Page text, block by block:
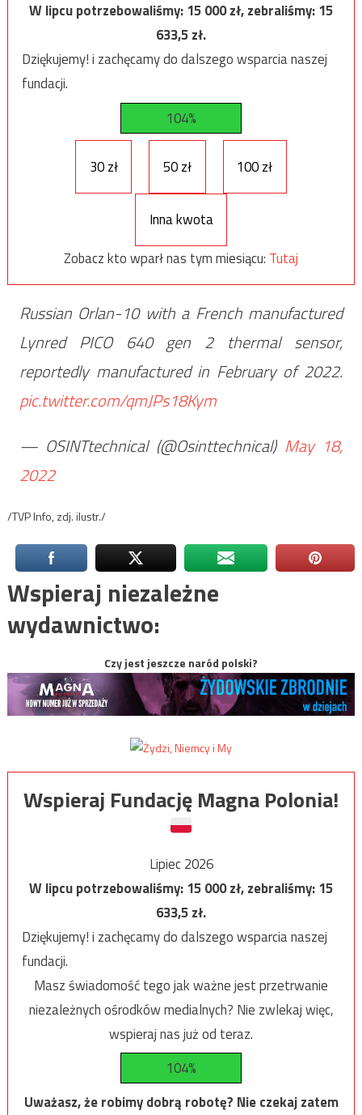
W lipcu potrzebowaliśmy:15 000zł, zebraliśmy:15
633,5zł.
Dziękujemy! i zachęcamy do dalszego wsparcia naszej
fundacji.
104%
30 zł 50 zł 100 zł
Inna kwota
Zobacz kto wparł nas tym miesiącu: Tutaj
Russian Orlan-10 with a French manufactured
Lynred PICO 640 gen 2 thermal sensor,
reportedly manufactured in February of 2022.
pic.twitter.com/qmJPs18Kym
— OSINTtechnical (@Osinttechnical) May 18,
2022
/TVP Info, zdj. ilustr./
Wspieraj niezależne
wydawnictwo:
Czy jest jeszcze naród polski?
Wspieraj Fundację Magna Polonia!
Lipiec 2026
W lipcu potrzebowaliśmy:15 000zł, zebraliśmy:15
633,5zł.
Dziękujemy! i zachęcamy do dalszego wsparcia naszej
fundacji.
Masz świadomość tego jak ważne jest przetrwanie
niezależnych ośrodków medialnych? Nie zwlekaj więc,
wspieraj nas już od teraz.
104%
Uważasz, że robimy dobrą robotę? Nie czekaj zatem